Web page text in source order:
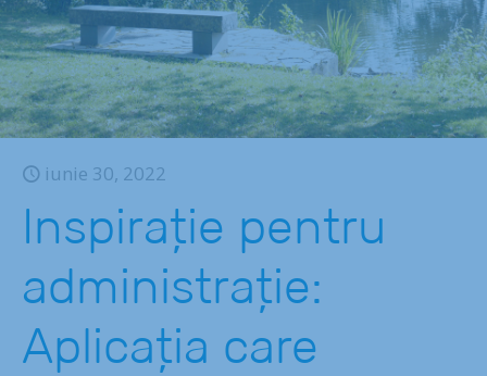
iunie 30, 2022
Inspirație pentru
administrație:
Aplicația care